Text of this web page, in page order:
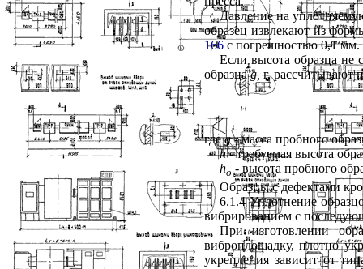
Давление на
образец извлекают из
166 с погрешностью 0,1 мм.
Если высота образца не
образцаg,г, рассчитывают
гдеg -масса пробного
h -требуемая высота
ho - высота пробного
Образцы с дефектами
6.1.4 Уплотнение
вибрированием с
При изготовлении
виброплощадку, плотно
укрепления зависит от